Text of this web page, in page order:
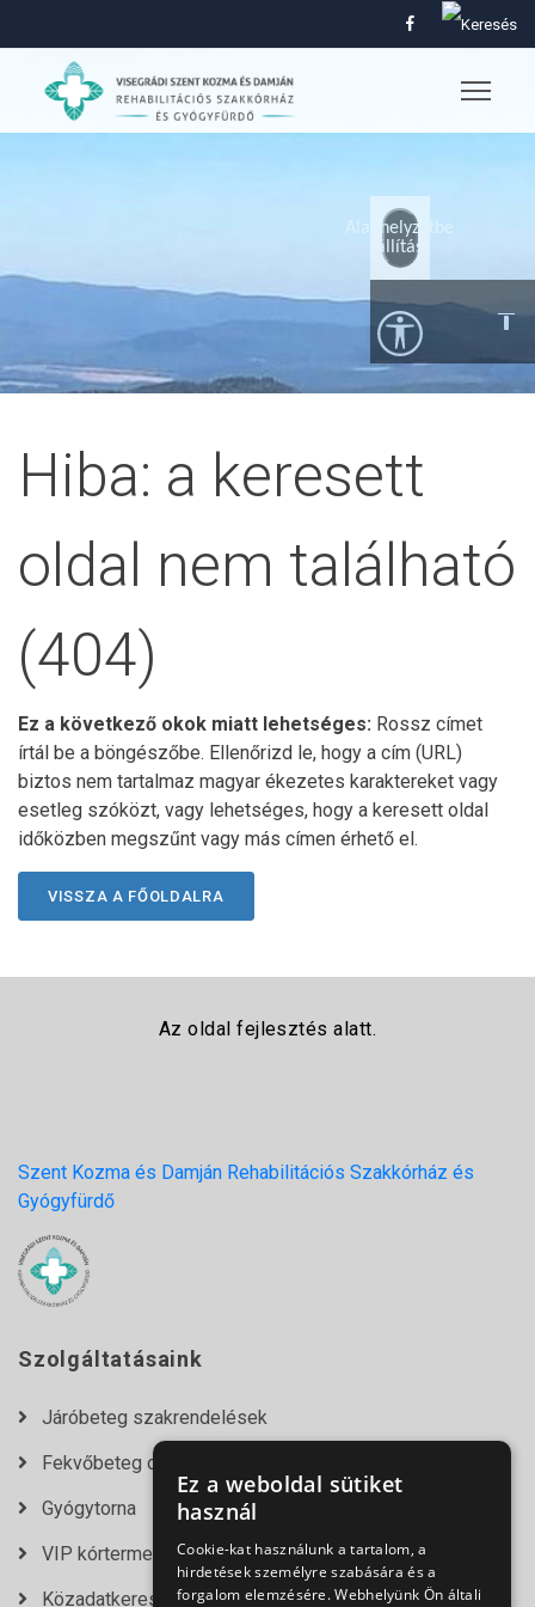
Hiba: a keresett
oldal nem található
(404)
Ez a következő okok miatt lehetséges: Rossz címet
írtál be a böngészőbe. Ellenőrizd le, hogy a cím (URL)
biztos nem tartalmaz magyar ékezetes karaktereket vagy
esetleg szóközt, vagy lehetséges, hogy a keresett oldal
időközben megszűnt vagy más címen érhető el.
VISSZA A FŐOLDALRA
Az oldal fejlesztés alatt.
Szent Kozma és Damján Rehabilitációs Szakkórház és
Gyógyfürdő
Szolgáltatásaink
Járóbeteg szakrendelések
Fekvőbeteg osztályok
Gyógytorna
VIP kórtermek
Közadatkereső
Alaphelyzetbe
állítás
Ez a weboldal sütiket
használ
Cookie-kat használunk a tartalom, a
hirdetések személyre szabására és a
forgalom elemzésére. Webhelyünk Ön általi